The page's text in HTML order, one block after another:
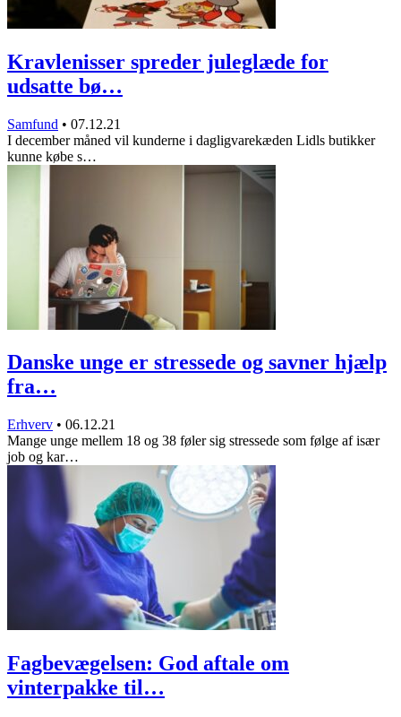
Kravlenisser spreder juleglæde for
udsatte bø…
Samfund • 07.12.21
I december måned vil kunderne i dagligvarekæden Lidls butikker
kunne købe s…
Danske unge er stressede og savner hjælp
fra…
Erhverv • 06.12.21
Mange unge mellem 18 og 38 føler sig stressede som følge af især
job og kar…
Fagbevægelsen: God aftale om
vinterpakke til…